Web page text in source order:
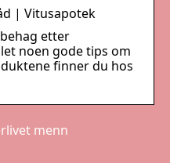
| Vitusapotek
etter
noen gode tips om
finner du hos
menn